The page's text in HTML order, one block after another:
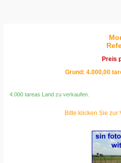
Preis
Grund: 4.000,00
4.000 tareas Land zu verkaufen.
Bitte klicken Sie